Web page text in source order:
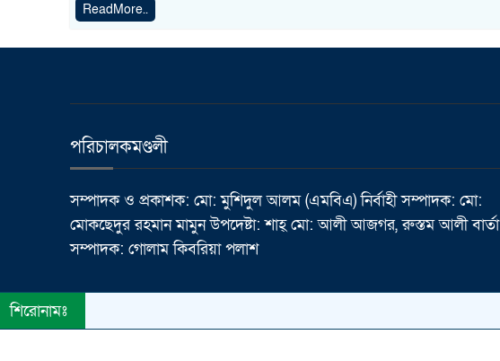
ReadMore..
পরিচালকমণ্ডলী
সম্পাদক ও প্রকাশক: মো: মুশিদুল আলম (এমবিএ) নির্বাহী সম্পাদক: মো:
মোকছেদুর রহমান মামুন উপদেষ্টা: শাহ্ মো: আলী আজগর, রুস্তম আলী বার্তা
সম্পাদক: গোলাম কিবরিয়া পলাশ
© All rights reserved © Dainik Janatar Barta
শিরোনামঃ